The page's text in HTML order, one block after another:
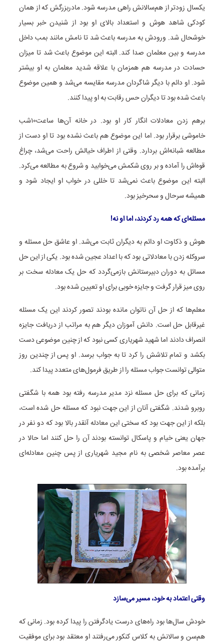
یکسال زودتر از هم‌سالانش راهی مدرسه شود. مادربزرگش که از همان
کودکی شاهد هوش و استعداد بالای او بود از شنیدن خبر بسیار
خوشحال شد. ورودش به مدرسه باعث شد تا نامش مانند بمب داخل
مدرسه و بین معلمان صدا کند. البته این موضوع باعث شد تا میزان
حسادت در مدرسه هم همزمان با علاقه شدید معلمان به او بیشتر
شود. او دائم با دیگر شاگردان مدرسه مقایسه می‌شد و همین موضوع
باعث شده بود تا دیگران حس رقابت به او پیدا کنند.
برهم زدن معادلات انگار کار او بود. در خانه آن‌ها ساعت۱۰شب
خاموشی برقرار بود. اما این موضوع هم باعث نشده بود تا او دست از
مطالعه شبانه‌اش بردارد. وقتی از اطراف خیالش راحت می‌شد، چراغ
قوه‌اش را آماده و بر روی شکمش می‌خوابید و شروع به مطالعه می‌کرد.
البته این موضوع باعث نمی‌شد تا خللی در خواب او ایجاد شود و
همیشه سرحال و سحرخیز بود.
مسئله‌ای که همه رد کردند، اما او نه!
هوش و ذکاوت او دائم به دیگران ثابت می‌شد. او عاشق حل مسئله و
سروکله زدن با معادلاتی بود که با اعداد عجین شده بود. یکی از این حل
مسائل به دوران دبیرستانش بازمی‌گردد که حل یک معادله سخت بر
روی میز قرار گرفت و جایزه خوبی برای او تعیین شده بود.
معلم‌ها که از حل آن ناتوان مانده بودند تصور کردند این یک مسئله
غیرقابل حل است. دانش آموزان دیگر هم به مراتب از دریافت جایزه
انصراف دادند اما شهید شهریاری کسی نبود که از چنین موضوعی دست
بکشد و تمام تلاشش را کرد تا به جواب برسد. او پس از چندین روز
متوالی توانست جواب مسئله را از طریق فرمول‌های متعدد پیدا کند.
زمانی که برای حل مسئله نزد مدیر مدرسه رفته بود همه با شگفتی
روبرو شدند. شگفتی آنان از این جهت نبود که مسئله حل شده است،
بلکه از این جهت بود که سختی این معادله آنقدر بالا بود که دو نفر در
جهان یعنی خیام و پاسکال توانسته بودند آن را حل کنند اما حالا در
عصر معاصر شخصی به نام مجید شهریاری از پس چنین معادله‌ای
برآمده بود.
وقتی اعتماد به خود، مسیر می‌سازد
خودش سال‌ها بود راه‌های درست یادگرفتن را پیدا کرده بود. زمانی که
هم‌سن و سالانش به کلاس کنکور می‌رفتند او معتقد بود برای موفقیت